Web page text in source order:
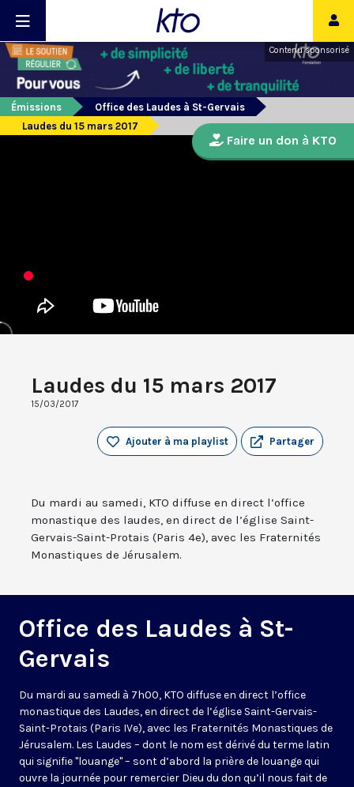
Contenu sponsorisé
Émissions
Office des Laudes à St-Gervais
Laudes du 15 mars 2017
Laudes du 15 mars 2017
15/03/2017
Partager
Ajouter à ma playlist
Du mardi au samedi, KTO diffuse en direct l’office
monastique des laudes, en direct de l’église Saint-
Gervais-Saint-Protais (Paris 4e), avec les Fraternités
Monastiques de Jérusalem.
Office des Laudes à St-
Gervais
Du mardi au samedi à 7h00, KTO diffuse en direct l’office
monastique des Laudes, en direct de l’église Saint-Gervais-
Saint-Protais (Paris IVe), avec les Fraternités Monastiques de
Jérusalem. Les Laudes – dont le nom est dérivé du terme latin
qui signifie "louange" – sont d’abord la prière de louange qui
ouvre la journée pour remercier Dieu du don qu’il nous fait de
Faire un don à KTO